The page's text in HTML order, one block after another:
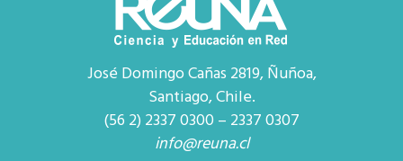
José Domingo Cañas 2819, Ñuñoa,
Santiago, Chile.
(56 2) 2337 0300 – 2337 0307
info@reuna.cl